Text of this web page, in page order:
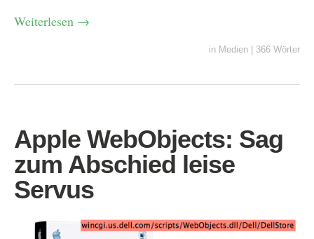
Weiterlesen →
in Medien 366 Wörter
Apple WebObjects: Sag
zum Abschied leise
Servus